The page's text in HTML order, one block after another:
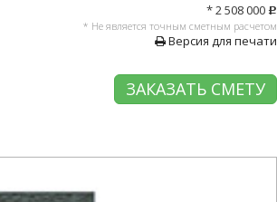
* 2 508 000 c
* Не является точным сметным расчетом
Версия для печати
ЗАКАЗАТЬ СМЕТУ